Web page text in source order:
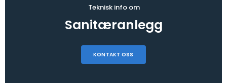
Teknisk info om
Sanitæranlegg
KONTAKT OSS